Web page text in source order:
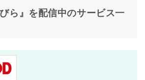
ら』を配信中のサービス一